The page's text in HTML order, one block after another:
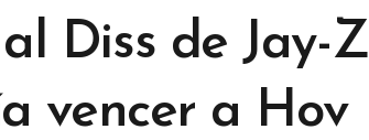
Diss de Jay-Z
vencer a Hov